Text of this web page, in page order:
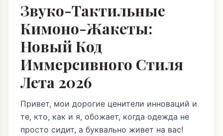
Звуко-Тактильные
Кимоно-Жакеты:
Новый Код
Иммерсивного Стиля
Лета 2026
Привет, мои дорогие ценители инноваций и
те, кто, как и я, обожает, когда одежда не
просто сидит, а буквально живет на вас!